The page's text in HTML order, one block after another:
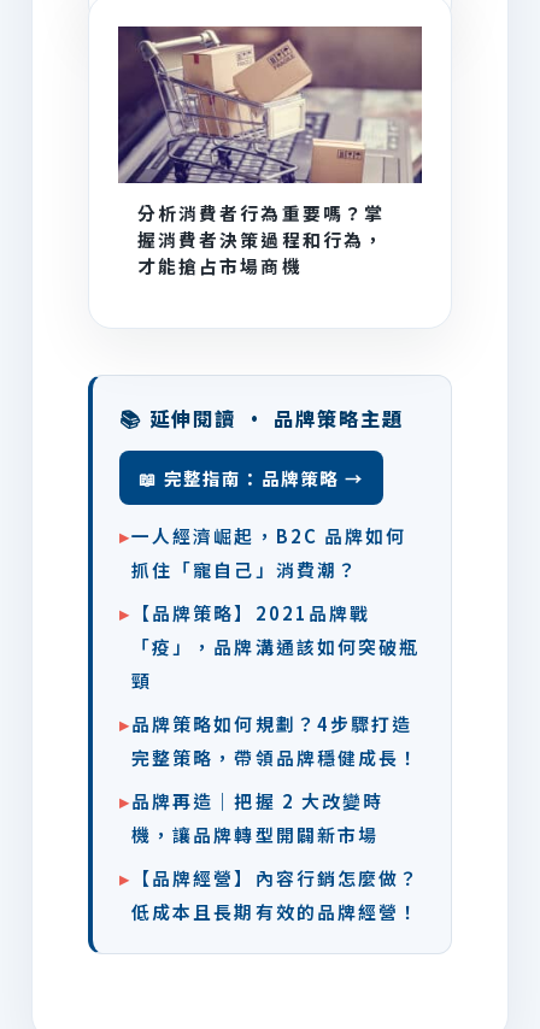
分析消費者行為重要嗎？掌
握消費者決策過程和行為，
才能搶占市場商機
📚 延伸閱讀 · 品牌策略主題
📖 完整指南：品牌策略 →
▸一人經濟崛起，B2C 品牌如何
抓住「寵自己」消費潮？
▸ 【品牌策略】2021品牌戰
「疫」，品牌溝通該如何突破瓶
頸
▸品牌策略如何規劃？4步驟打造
完整策略，帶領品牌穩健成長！
▸品牌再造｜把握 2 大改變時
機，讓品牌轉型開闢新市場
▸ 【品牌經營】內容行銷怎麼做？
低成本且長期有效的品牌經營！